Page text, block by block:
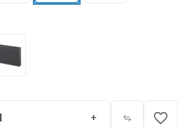
+ favorite_border